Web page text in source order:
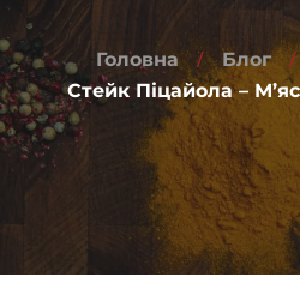
Головна Блог
Стейк Піцайола –